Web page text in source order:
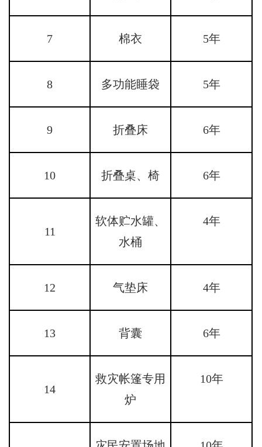
7 棉衣 5年
8 多功能睡袋 5年
9 折叠床 6年
10 折叠桌、椅 6年
11
软体贮水罐、
水桶
4年
12 气垫床 4年
13 背囊 6年
14
救灾帐篷专用
炉
10年